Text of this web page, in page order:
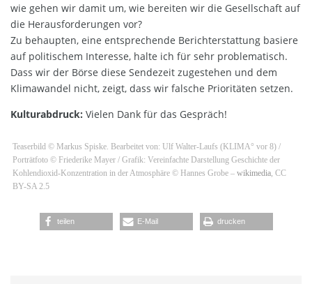
wie gehen wir damit um, wie bereiten wir die Gesellschaft auf
die Herausforderungen vor?
Zu behaupten, eine entsprechende Berichterstattung basiere
auf politischem Interesse, halte ich für sehr problematisch.
Dass wir der Börse diese Sendezeit zugestehen und dem
Klimawandel nicht, zeigt, dass wir falsche Prioritäten setzen.
Kulturabdruck: Vielen Dank für das Gespräch!
Teaserbild © Markus Spiske. Bearbeitet von: Ulf Walter-Laufs (KLIMA° vor 8) /
Porträtfoto © Friederike Mayer / Grafik: Vereinfachte Darstellung Geschichte der
Kohlendioxid-Konzentration in der Atmosphäre © Hannes Grobe – wikimedia, CC
BY-SA 2.5
teilen E-Mail drucken